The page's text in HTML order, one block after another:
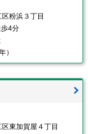
粉浜３丁目
4分
）
東加賀屋４丁目